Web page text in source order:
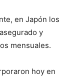
en Japón los
y
mensuales.
hoy en